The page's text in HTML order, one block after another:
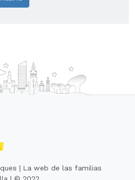
| La web de las familias